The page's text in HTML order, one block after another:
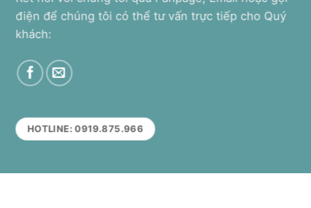
điện để chúng tôi có thể tư vấn trực tiếp cho Quý
khách:
HOTLINE: 0919.875.966